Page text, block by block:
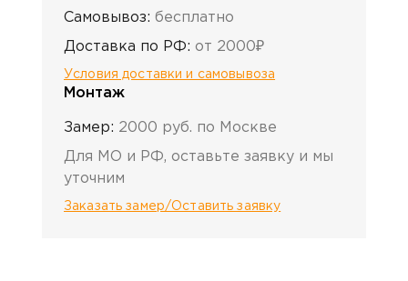
Самовывоз: бесплатно
Доставка по РФ: от 2000₽
Условия доставки и самовывоза
Монтаж
Замер: 2000 руб. по Москве
Для МО и РФ, оставьте заявку и мы
уточним
Заказать замер/Оставить заявку